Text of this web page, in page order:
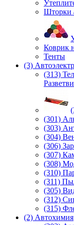
Шторки
Коврик
Тенты
(3)
(313)
(301)
(303)
(304)
(306)
(307)
(308)
(310)
(311)
(305)
(312)
(315)
(2) Автохимия